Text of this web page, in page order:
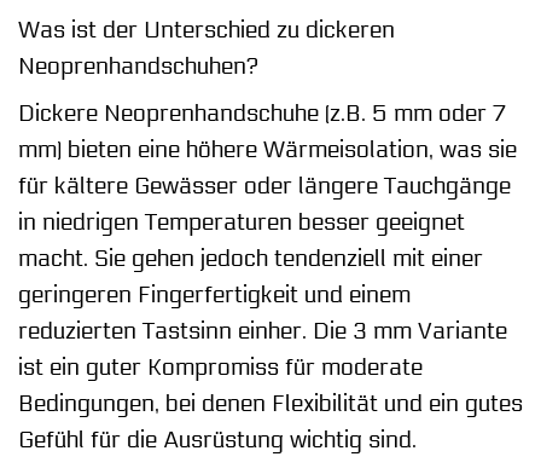
Was ist der Unterschied zu dickeren
Neoprenhandschuhen?
Dickere Neoprenhandschuhe (z.B. 5 mm oder 7
mm) bieten eine höhere Wärmeisolation, was sie
für kältere Gewässer oder längere Tauchgänge
in niedrigen Temperaturen besser geeignet
macht. Sie gehen jedoch tendenziell mit einer
geringeren Fingerfertigkeit und einem
reduzierten Tastsinn einher. Die 3 mm Variante
ist ein guter Kompromiss für moderate
Bedingungen, bei denen Flexibilität und ein gutes
Gefühl für die Ausrüstung wichtig sind.